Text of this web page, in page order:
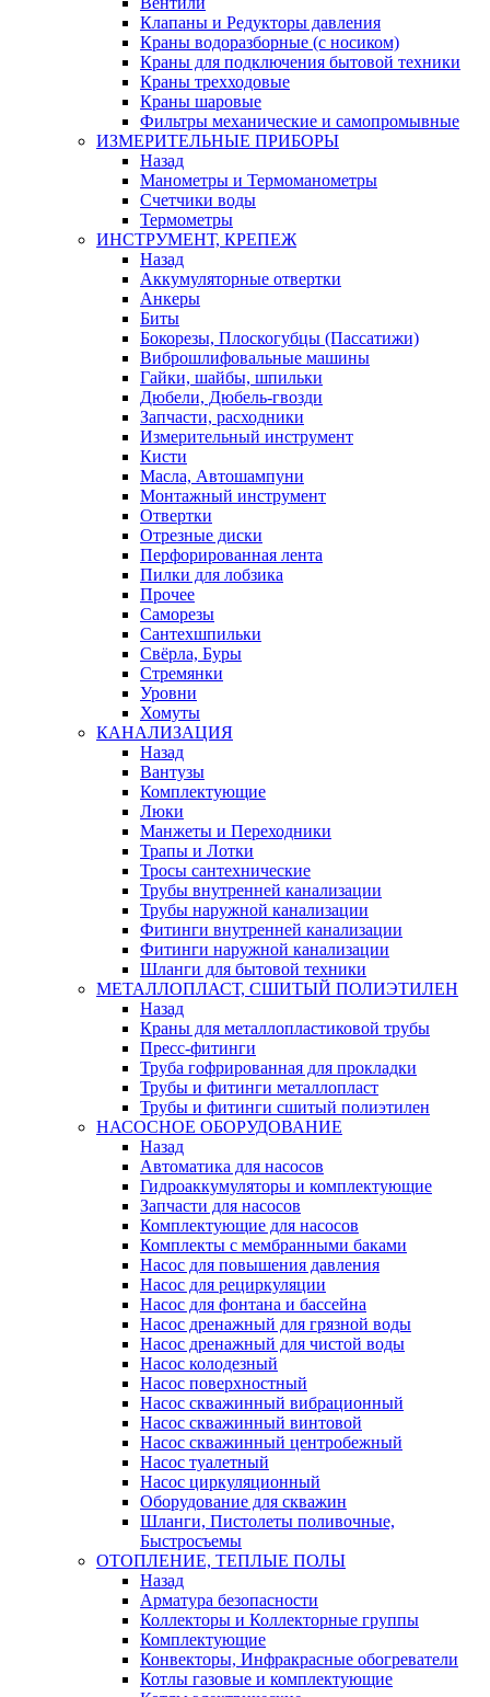
Клапаны и Редукторы давления
Краны водоразборные (с носиком)
Краны для подключения бытовой техники
Краны трехходовые
Краны шаровые
Фильтры механические и самопромывные
ИЗМЕРИТЕЛЬНЫЕ ПРИБОРЫ
Назад
Манометры и Термоманометры
Счетчики воды
Термометры
ИНСТРУМЕНТ, КРЕПЕЖ
Назад
Аккумуляторные отвертки
Анкеры
Биты
Бокорезы, Плоскогубцы (Пассатижи)
Виброшлифовальные машины
Гайки, шайбы, шпильки
Дюбели, Дюбель-гвозди
Запчасти, расходники
Измерительный инструмент
Кисти
Масла, Автошампуни
Монтажный инструмент
Отвертки
Отрезные диски
Перфорированная лента
Пилки для лобзика
Прочее
Саморезы
Сантехшпильки
Свёрла, Буры
Стремянки
Уровни
Хомуты
КАНАЛИЗАЦИЯ
Назад
Вантузы
Комплектующие
Люки
Манжеты и Переходники
Трапы и Лотки
Тросы сантехнические
Трубы внутренней канализации
Трубы наружной канализации
Фитинги внутренней канализации
Фитинги наружной канализации
Шланги для бытовой техники
МЕТАЛЛОПЛАСТ, СШИТЫЙ ПОЛИЭТИЛЕН
Назад
Краны для металлопластиковой трубы
Пресс-фитинги
Труба гофрированная для прокладки
Трубы и фитинги металлопласт
Трубы и фитинги сшитый полиэтилен
НАСОСНОЕ ОБОРУДОВАНИЕ
Назад
Автоматика для насосов
Гидроаккумуляторы и комплектующие
Запчасти для насосов
Комплектующие для насосов
Комплекты с мембранными баками
Насос для повышения давления
Насос для рециркуляции
Насос для фонтана и бассейна
Насос дренажный для грязной воды
Насос дренажный для чистой воды
Насос колодезный
Насос поверхностный
Насос скважинный вибрационный
Насос скважинный винтовой
Насос скважинный центробежный
Насос туалетный
Насос циркуляционный
Оборудование для скважин
Шланги, Пистолеты поливочные,
Быстросъемы
ОТОПЛЕНИЕ, ТЕПЛЫЕ ПОЛЫ
Назад
Арматура безопасности
Коллекторы и Коллекторные группы
Комплектующие
Конвекторы, Инфракрасные обогреватели
Котлы газовые и комплектующие